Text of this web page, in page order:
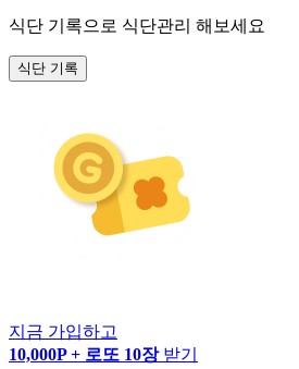
식단 기록으로 식단관리 해보세요
식단 기록
지금 가입하고
10,000P + 로또 10장 받기